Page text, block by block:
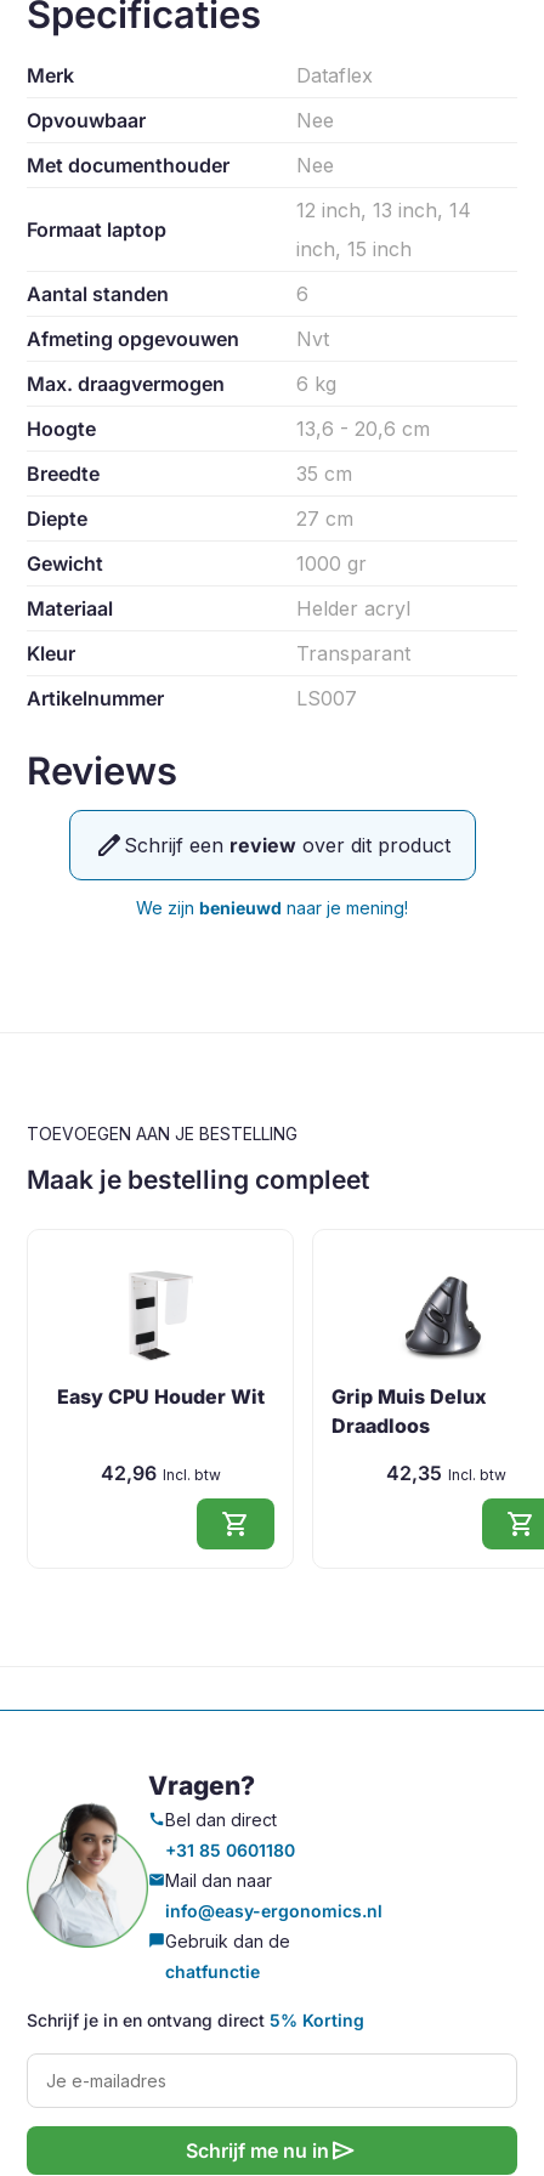
Specificaties
Merk
Dataflex
Opvouwbaar
Nee
Met documenthouder
Nee
Formaat laptop
12 inch, 13 inch, 14
inch, 15 inch
Aantal standen
6
Afmeting opgevouwen
Nvt
Max. draagvermogen
6 kg
Hoogte
13,6 - 20,6 cm
Breedte
35 cm
Diepte
27 cm
Gewicht
1000 gr
Materiaal
Helder acryl
Kleur
Transparant
Artikelnummer
LS007
Reviews
edit Schrijf een reviewover dit product
We zijn benieuwd naar je mening!
TOEVOEGEN AAN JE BESTELLING
Maak je bestelling compleet
Easy CPU Houder Wit
42,96 Incl. btw
shopping_cart
Grip Muis Delux
Draadloos
42,35 Incl. btw
shopping_cart
Vragen?
callBel dan direct
+31 85 0601180
mailMail dan naar
info@easy-ergonomics.nl
chat_bubbleGebruik dan de
chatfunctie
Schrijf je in en ontvang direct5% Korting
Schrijf me nu in send